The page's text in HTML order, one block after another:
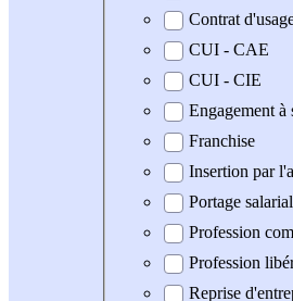
Contrat
CUI - CAE
CUI - CIE
Engagement à
Franchise
Insertion par
Portage salarial
Profession
Profession
Reprise